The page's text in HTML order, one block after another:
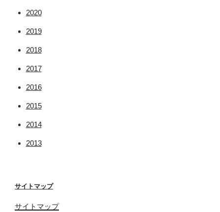
2020
2019
2018
2017
2016
2015
2014
2013
サイトマップ
サイトマップ